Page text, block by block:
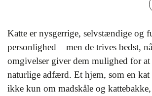
Katte er nysgerrige, selvstændige og
personlighed – men de trives bedst,
omgivelser giver dem mulighed for at
naturlige adfærd. Et hjem, som en kat
ikke kun om madskåle og